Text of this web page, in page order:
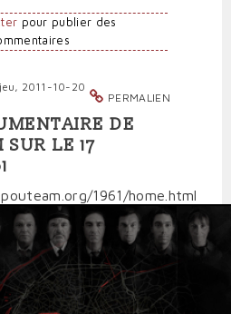
pour publier des
PERMALIEN
2011-10-20
DE
SUR LE 17
1961/home.html